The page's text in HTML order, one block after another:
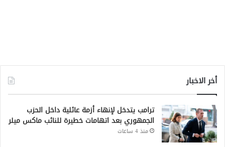
أخر الاخبار
ترامب يتدخل لإنهاء أزمة عائلية داخل الحزب
الجمهوري بعد اتهامات خطيرة للنائب ماكس ميلر
منذ 4 ساعات